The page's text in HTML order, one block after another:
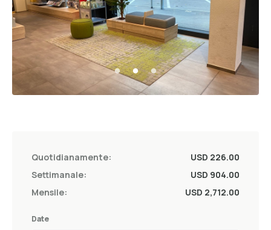
Quotidianamente:
Settimanale:
Mensile:
USD 226.00
USD 904.00
USD 2,712.00
Date